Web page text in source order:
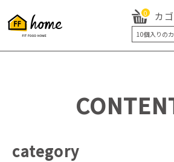
0 カ
10個入りの
5個入り
20個入り
category